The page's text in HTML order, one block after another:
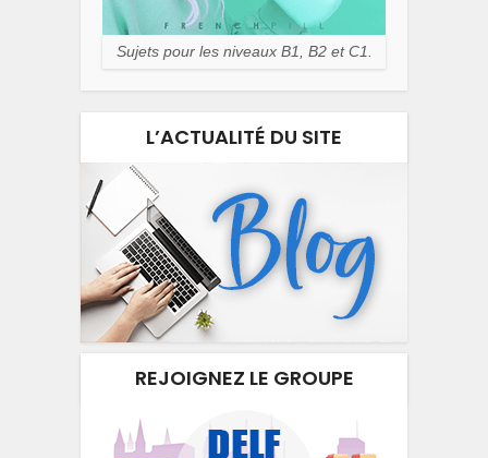
Sujets pour les niveaux B1, B2 et C1.
L’ACTUALITÉ DU SITE
REJOIGNEZ LE GROUPE